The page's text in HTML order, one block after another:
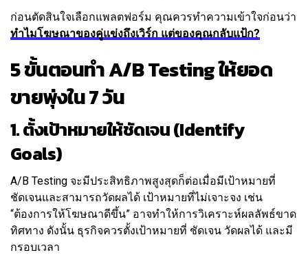
ก่อนตัดสินใจเลือกแพลตฟอร์ม คุณควรทำความเข้าใจก่อนว่า
ทำไมโฆษณาของคู่แข่งถึงเวิร์ก แต่ของคุณกลับแป้ก?
5 ขั้นตอนทำ A/B Testing ให้ยอด
ขายพุ่งใน 7 วัน
1. ตั้งเป้าหมายให้ชัดเจน (Identify
Goals)
A/B Testing จะมีประสิทธิภาพสูงสุดก็ต่อเมื่อมีเป้าหมายที่
ชัดเจนและสามารถวัดผลได้ เป้าหมายที่ไม่เจาะจง เช่น
“ต้องการให้โฆษณาดีขึ้น” อาจทำให้การวิเคราะห์ผลลัพธ์ขาด
ทิศทาง ดังนั้น ธุรกิจควรตั้งเป้าหมายที่ ชัดเจน วัดผลได้ และมี
กรอบเวลา